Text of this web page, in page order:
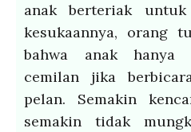
anak berteriak
kesukaannya, orang
bahwa anak hanya
cemilan jika
pelan. Semakin
semakin tidak